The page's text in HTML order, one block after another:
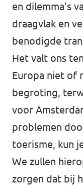
en dilemma’s
draagvlak en
benodigde
Het valt ons
Europa niet of
begroting,
voor
problemen
toerisme, kun
We zullen
zorgen dat bij